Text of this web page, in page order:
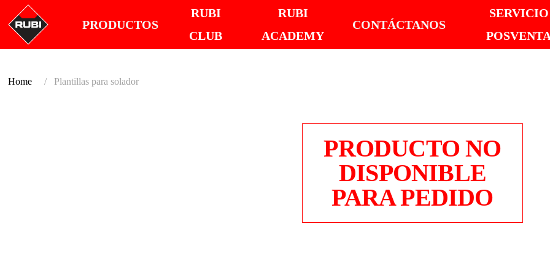
PRODUCTOS
RUBI
CLUB
RUBI
ACADEMY
CONTÁCTANOS
SERVICIO
Home Plantillas para solador
PRODUCTO NO
DISPONIBLE
PARA PEDIDO